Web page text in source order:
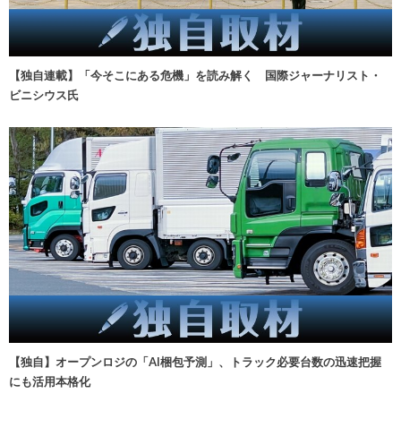
【独自連載】「今そこにある危機」を読み解く 国際ジャーナリスト・
ビニシウス氏
【独自】オープンロジの「AI梱包予測」、トラック必要台数の迅速把握
にも活用本格化